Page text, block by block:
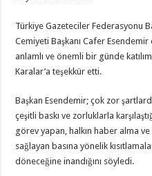
Türkiye Gazeteciler Federasyonu
Cemiyeti Başkanı Cafer
anlamlı ve önemli bir günde
Karalar’a teşekkür etti.
Başkan Esendemir; çok zor
çeşitli baskı ve zorluklarla
görev yapan, halkın haber alma ve
sağlayan basına yönelik
döneceğine inandığını söyledi.